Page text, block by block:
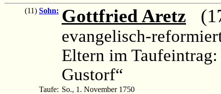
(11) Sohn: Gottfried Aretz
evangelisch-
Eltern im Taufeintrag:
Gustorf“
Taufe: So., 1. November 1750